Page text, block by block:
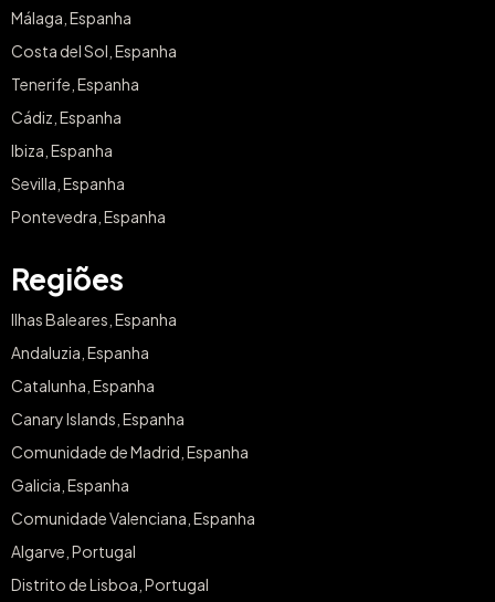
Málaga, Espanha
Costa del Sol, Espanha
Tenerife, Espanha
Cádiz, Espanha
Ibiza, Espanha
Sevilla, Espanha
Pontevedra, Espanha
Regiões
Ilhas Baleares, Espanha
Andaluzia, Espanha
Catalunha, Espanha
Canary Islands, Espanha
Comunidade de Madrid, Espanha
Galicia, Espanha
Comunidade Valenciana, Espanha
Algarve, Portugal
Distrito de Lisboa, Portugal